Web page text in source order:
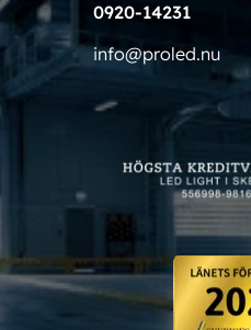
0920-14231
info@proled.nu